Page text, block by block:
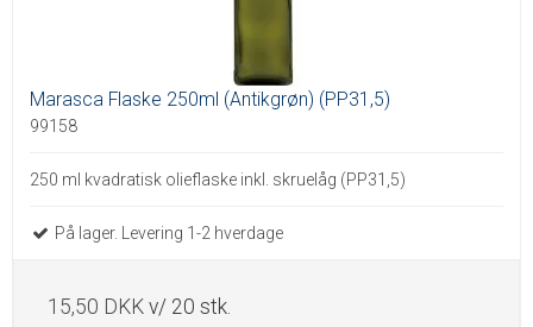
Marasca Flaske 250ml (Antikgrøn) (PP31,5)
99158
250 ml kvadratisk olieflaske inkl. skruelåg (PP31,5)
På lager. Levering 1-2 hverdage
15,50 DKK v/ 20 stk.